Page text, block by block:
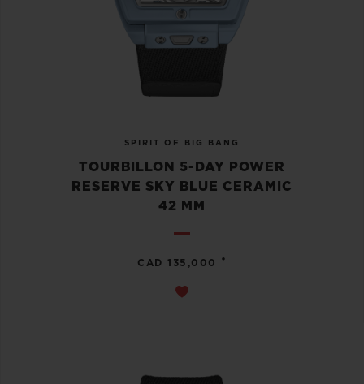
SPIRIT OF BIG BANG
TOURBILLON 5-DAY POWER
RESERVE SKY BLUE CERAMIC
42 MM
CAD 135,000 •